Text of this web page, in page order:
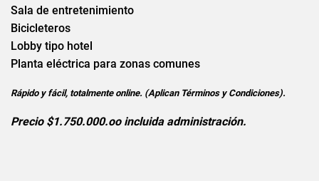
Sala de entretenimiento
Bicicleteros
Lobby tipo hotel
Planta eléctrica para zonas comunes
Rápido y fácil, totalmente online. (Aplican Términos y Condiciones).
Precio $1.750.000.oo incluida administración.